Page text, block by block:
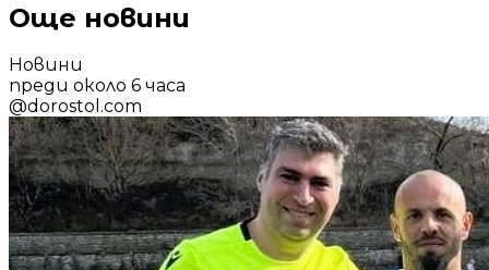
Още новини
Новини
преди около 6 часа
@dorostol.com